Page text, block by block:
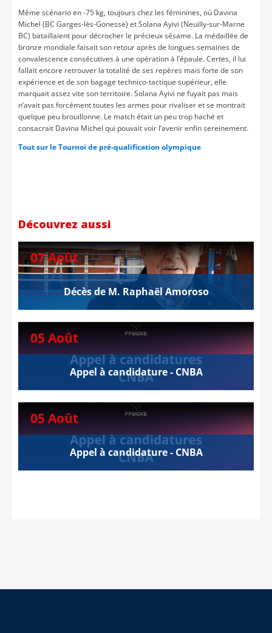
Même scénario en -75 kg, toujours chez les féminines, où Davina
Michel (BC Garges-lès-Gonesse) et Solana Ayivi (Neuilly-sur-Marne
BC) bataillaient pour décrocher le précieux sésame. La médaillée de
bronze mondiale faisait son retour après de longues semaines de
convalescence consécutives à une opération à l’épaule. Certes, il lui
fallait encore retrouver la totalité de ses repères mais forte de son
expérience et de son bagage technico-tactique supérieur, elle
marquait assez vite son territoire. Solana Ayivi ne fuyait pas mais
n’avait pas forcément toutes les armes pour rivaliser et se montrait
quelque peu brouillonne. Le match était un peu trop haché et
consacrait Davina Michel qui pouvait voir l’avenir enfin sereinement.
Tout sur le Tournoi de pré-qualification olympique
Découvrez aussi
07 Août
Décès de M. Raphaël Amoroso
05 Août
Appel à candidature - CNBA
05 Août
Appel à candidature - CNBA